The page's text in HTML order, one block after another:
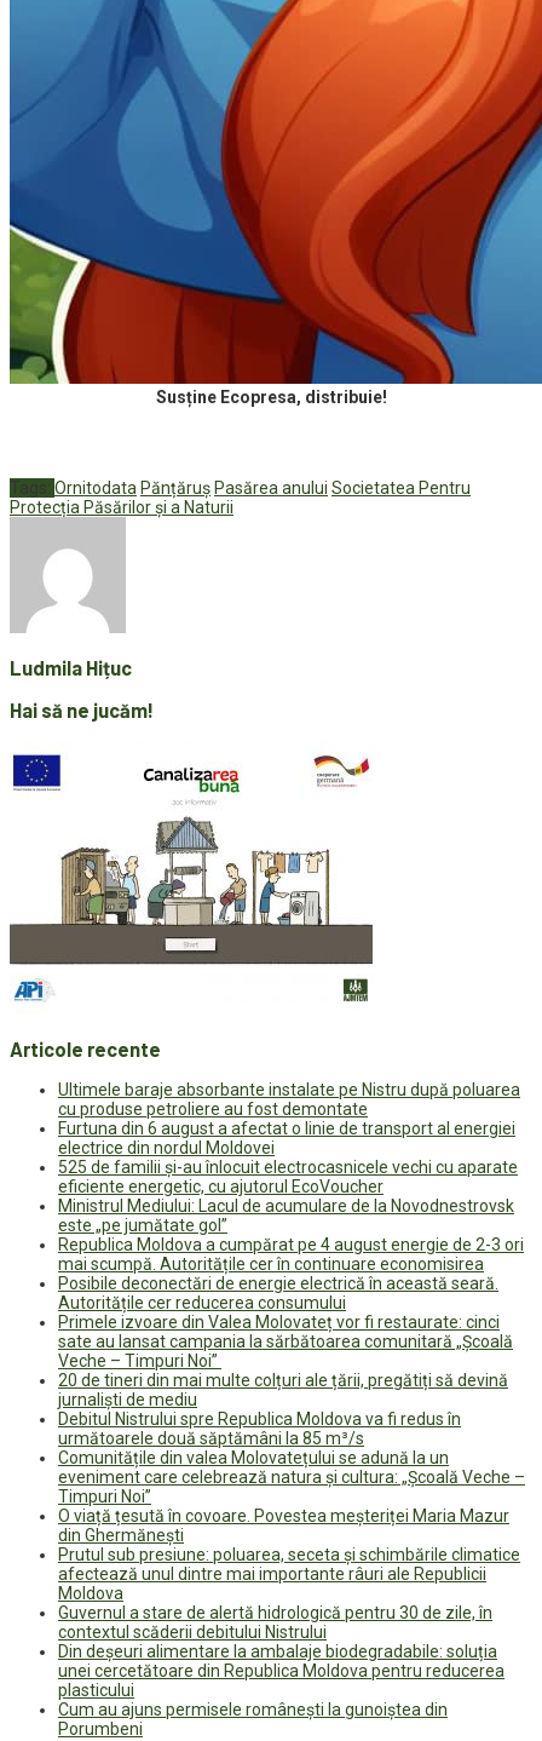
Susține Ecopresa, distribuie!
Tags: Ornitodata PănțărușPasărea anului Societatea Pentru
Protecția Păsărilor și a Naturii
Ludmila Hițuc
Hai să ne jucăm!
Articole recente
Ultimele baraje absorbante instalate pe Nistru după poluarea
cu produse petroliere au fost demontate
Furtuna din 6 august a afectat o linie de transport al energiei
electrice din nordul Moldovei
525 de familii și-au înlocuit electrocasnicele vechi cu aparate
eficiente energetic, cu ajutorul EcoVoucher
Ministrul Mediului: Lacul de acumulare de la Novodnestrovsk
este „pe jumătate gol”
Republica Moldova a cumpărat pe 4 august energie de 2-3 ori
mai scumpă. Autoritățile cer în continuare economisirea
Posibile deconectări de energie electrică în această seară.
Autoritățile cer reducerea consumului
Primele izvoare din Valea Molovateț vor fi restaurate: cinci
sate au lansat campania la sărbătoarea comunitară „Școală
Veche – Timpuri Noi”
20 de tineri din mai multe colțuri ale țării, pregătiți să devină
jurnaliști de mediu
Debitul Nistrului spre Republica Moldova va fi redus în
următoarele două săptămâni la 85 m³/s
Comunitățile din valea Molovatețului se adună la un
eveniment care celebrează natura și cultura: „Școală Veche –
Timpuri Noi”
O viață țesută în covoare. Povestea meșteriței Maria Mazur
din Ghermănești
Prutul sub presiune: poluarea, seceta și schimbările climatice
afectează unul dintre mai importante râuri ale Republicii
Moldova
Guvernul a stare de alertă hidrologică pentru 30 de zile, în
contextul scăderii debitului Nistrului
Din deșeuri alimentare la ambalaje biodegradabile: soluția
unei cercetătoare din Republica Moldova pentru reducerea
plasticului
Cum au ajuns permisele românești la gunoiștea din
Porumbeni